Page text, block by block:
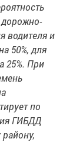
дорожно-
водителя и
50%, для
25%. При
по
ГИБДД